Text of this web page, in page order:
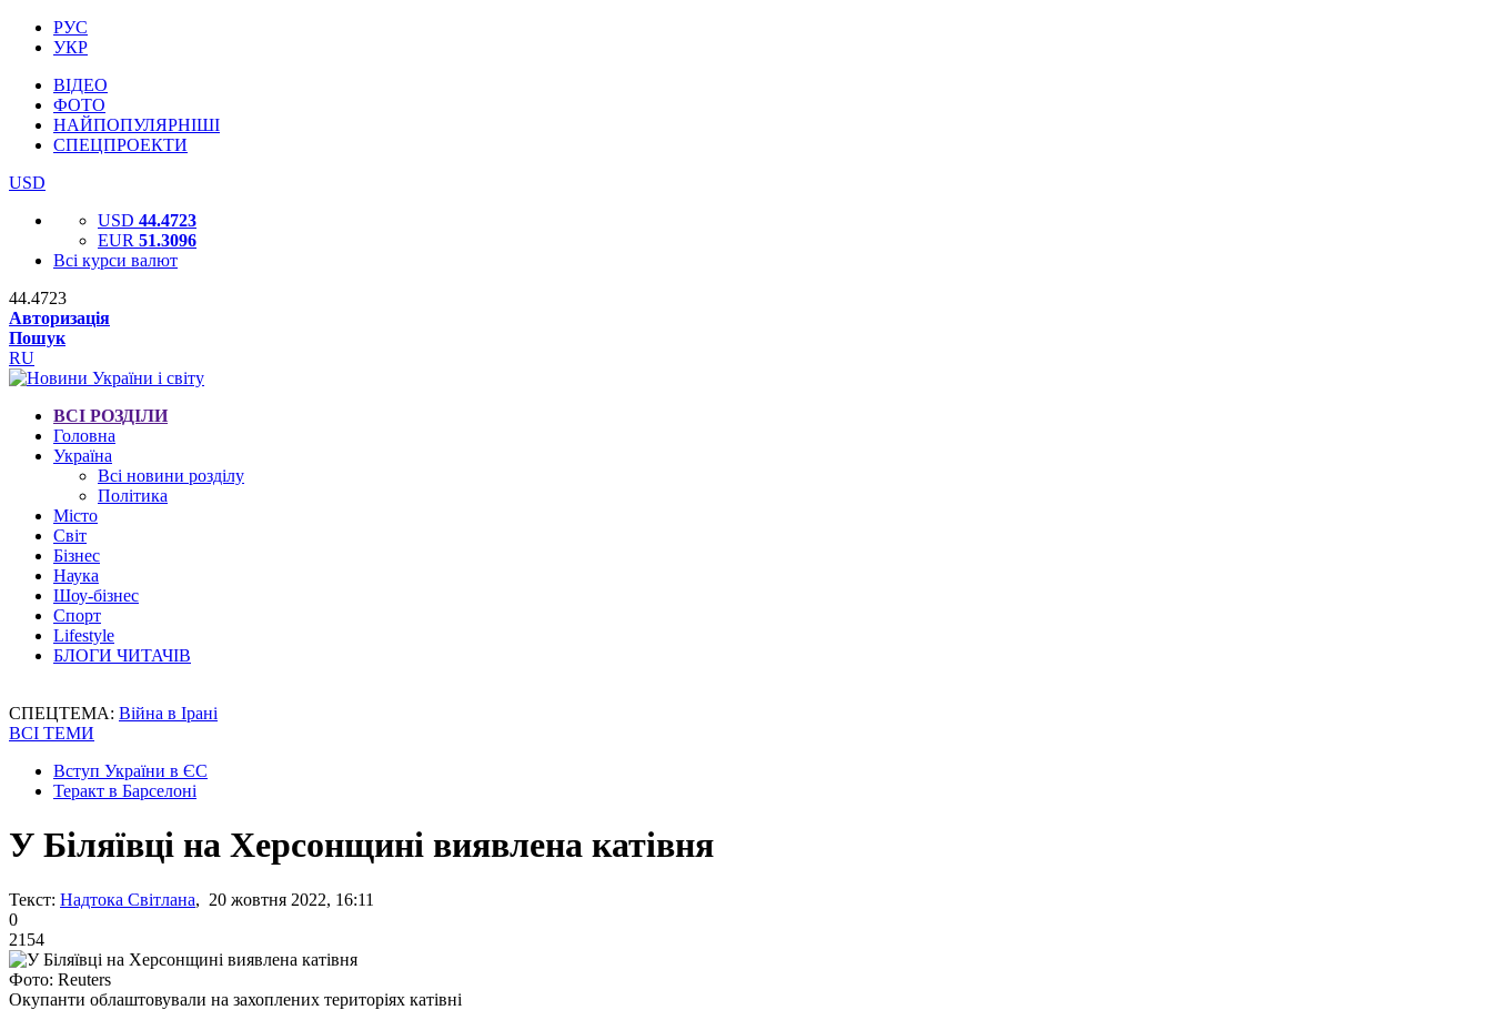
РУС
УКР
ВІДЕО
ФОТО
НАЙПОПУЛЯРНІШІ
СПЕЦПРОЕКТИ
USD
USD 44.4723
EUR 51.3096
Всі курси валют
44.4723
Авторизація
Пошук
RU
ВСІ РОЗДІЛИ
Головна
Україна
Всі новини розділу
Політика
Місто
Світ
Бізнес
Наука
Шоу-бізнес
Спорт
Lifestyle
БЛОГИ ЧИТАЧІВ
СПЕЦТЕМА: Війна в Ірані
ВСІ ТЕМИ
Вступ України в ЄС
Теракт в Барселоні
У Біляївці на Херсонщині виявлена катівня
Текст: Надтока Світлана, 20 жовтня 2022, 16:11
0
2154
Фото: Reuters
Окупанти облаштовували на захоплених територіях катівні